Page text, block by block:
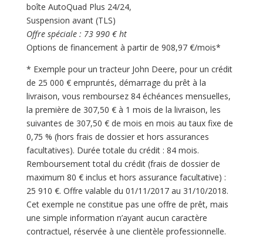
boîte AutoQuad Plus 24/24,
Suspension avant (TLS)
Offre spéciale : 73 990 € ht
Options de financement à partir de 908,97 €/mois*
* Exemple pour un tracteur John Deere, pour un crédit
de 25 000 € empruntés, démarrage du prêt à la
livraison, vous remboursez 84 échéances mensuelles,
la première de 307,50 € à 1 mois de la livraison, les
suivantes de 307,50 € de mois en mois au taux fixe de
0,75 % (hors frais de dossier et hors assurances
facultatives). Durée totale du crédit : 84 mois.
Remboursement total du crédit (frais de dossier de
maximum 80 € inclus et hors assurance facultative) :
25 910 €. Offre valable du 01/11/2017 au 31/10/2018.
Cet exemple ne constitue pas une offre de prêt, mais
une simple information n’ayant aucun caractère
contractuel, réservée à une clientèle professionnelle.